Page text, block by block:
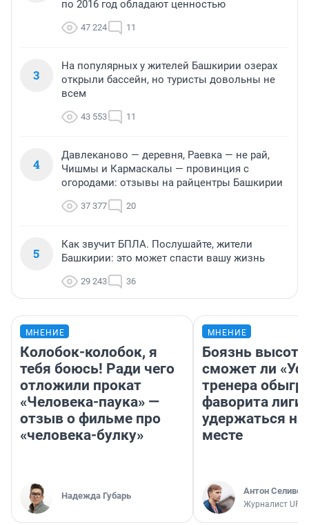
по 2016 год обладают ценностью
47 224 11
3
На популярных у жителей Башкирии озерах
открыли бассейн, но туристы довольны не
всем
43 553 11
4
Давлеканово — деревня, Раевка — не рай,
Чишмы и Кармаскалы — провинция с
огородами: отзывы на райцентры Башкирии
37 377 20
5
Как звучит БПЛА. Послушайте, жители
Башкирии: это может спасти вашу жизнь
29 243 36
МНЕНИЕ
Колобок-колобок, я
тебя боюсь! Ради чего
отложили прокат
«Человека-паука» —
отзыв о фильме про
«человека-булку»
Надежда Губарь
МНЕНИЕ
Боязнь
сможет ли
тренера
фаворита лиги
удержаться
месте
Антон
Журналист